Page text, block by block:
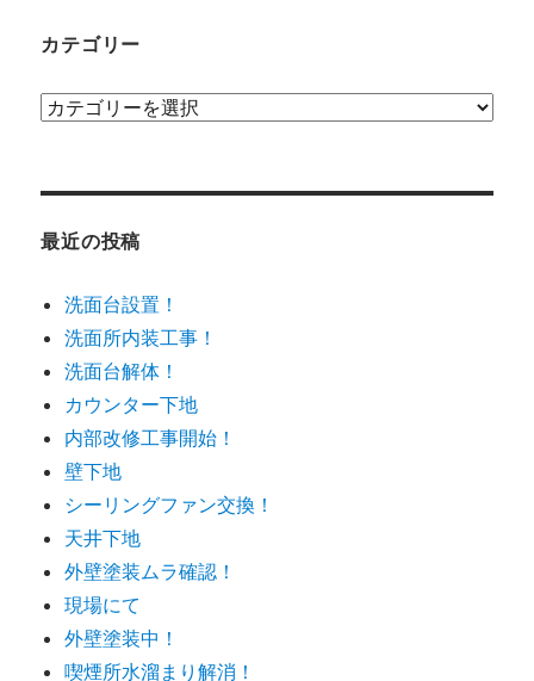
カテゴリー
カ
ー
最近の投稿
洗面台設置！
洗面所内装工事！
洗面台解体！
カウンター下地
内部改修工事開始！
壁下地
シーリングファン交換！
天井下地
外壁塗装ムラ確認！
現場にて
外壁塗装中！
喫煙所水溜まり解消！